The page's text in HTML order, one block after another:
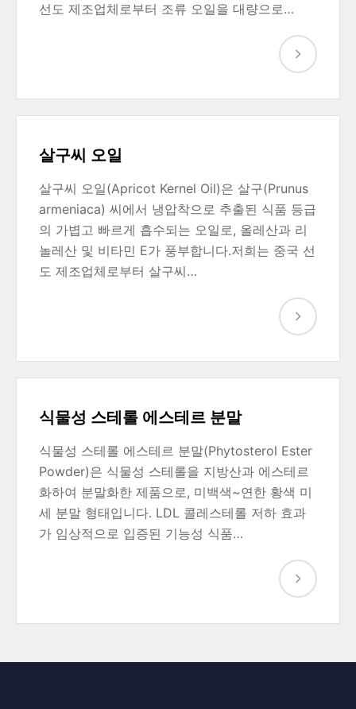
선도 제조업체로부터 조류 오일을 대량으로…
살구씨 오일
살구씨 오일(Apricot Kernel Oil)은 살구(Prunus
armeniaca) 씨에서 냉압착으로 추출된 식품 등급
의 가볍고 빠르게 흡수되는 오일로, 올레산과 리
놀레산 및 비타민 E가 풍부합니다.저희는 중국 선
도 제조업체로부터 살구씨…
식물성 스테롤 에스테르 분말
식물성 스테롤 에스테르 분말(Phytosterol Ester
Powder)은 식물성 스테롤을 지방산과 에스테르
화하여 분말화한 제품으로, 미백색~연한 황색 미
세 분말 형태입니다. LDL 콜레스테롤 저하 효과
가 임상적으로 입증된 기능성 식품…